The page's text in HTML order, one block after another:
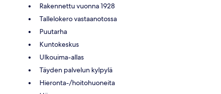
Rakennettu vuonna 1928
Tallelokero vastaanotossa
Puutarha
Kuntokeskus
Ulkouima-allas
Täyden palvelun kylpylä
Hieronta-/hoitohuoneita